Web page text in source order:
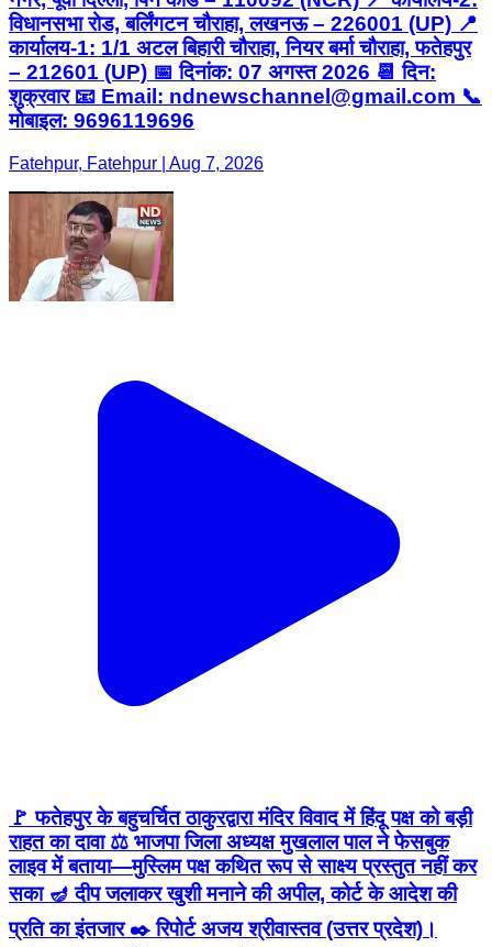
विधानसभा रोड, बर्लिंगटन चौराहा, लखनऊ – 226001 (UP) 📍
कार्यालय-1: 1/1 अटल बिहारी चौराहा, नियर बर्मा चौराहा, फतेहपुर
– 212601 (UP) 📅 दिनांक: 07 अगस्त 2026 📆 दिन:
शुक्रवार 📧 Email: ndnewschannel@gmail.com 📞
मोबाइल: 9696119696
Fatehpur, Fatehpur | Aug 7, 2026
🚩 फतेहपुर के बहुचर्चित ठाकुरद्वारा मंदिर विवाद में हिंदू पक्ष को बड़ी
राहत का दावा ⚖️ भाजपा जिला अध्यक्ष मुखलाल पाल ने फेसबुक
लाइव में बताया—मुस्लिम पक्ष कथित रूप से साक्ष्य प्रस्तुत नहीं कर
सका 🪔 दीप जलाकर खुशी मनाने की अपील, कोर्ट के आदेश की
प्रति का इंतजार ✒️ रिपोर्ट अजय श्रीवास्तव (उत्तर प्रदेश)।